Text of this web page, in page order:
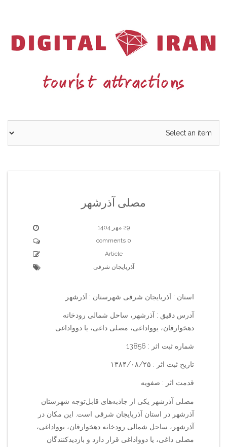
مصلی آذرشهر
29 مهر 1404
0 comments
Article
آذربایجان شرقی
استان : آذربایجان شرقی شهرستان : آذرشهر
آدرس دقیق : آذرشهر، ساحل شمالی رودخانه
دهخوارقان، یوواداغی، مصلی داغی، یا دوواداغی
شماره ثبت اثر : 13856
تاریخ ثبت اثر : ۱۳۸۴/۰۸/۲۵
قدمت اثر : صفویه
مصلی آذرشهر یکی از جاذبه‌های قابل‌توجه شهرستان
آذرشهر در استان آذربایجان شرقی است. این مکان در
آذرشهر، ساحل شمالی رودخانه دهخوارقان، یوواداغی،
مصلی داغی، یا دوواداغی قرار دارد و بازدیدکنندگان